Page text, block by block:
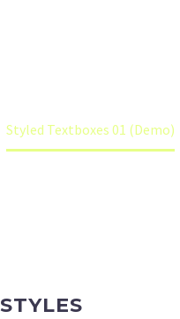
Styled Textboxes 01 (Demo)
STYLES